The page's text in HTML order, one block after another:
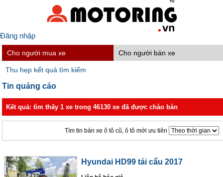
Đăng nhập
Cho người mua xe Cho người bán xe
Thu hẹp kết quả tìm kiếm
Tin quảng cáo
Kết quả: tìm thấy 1 xe trong 46130 xe đã được chào bán
Tìm tin bán xe ô tô cũ, ô tô mới ưu tiên
Hyundai HD99 tải cẩu 2017